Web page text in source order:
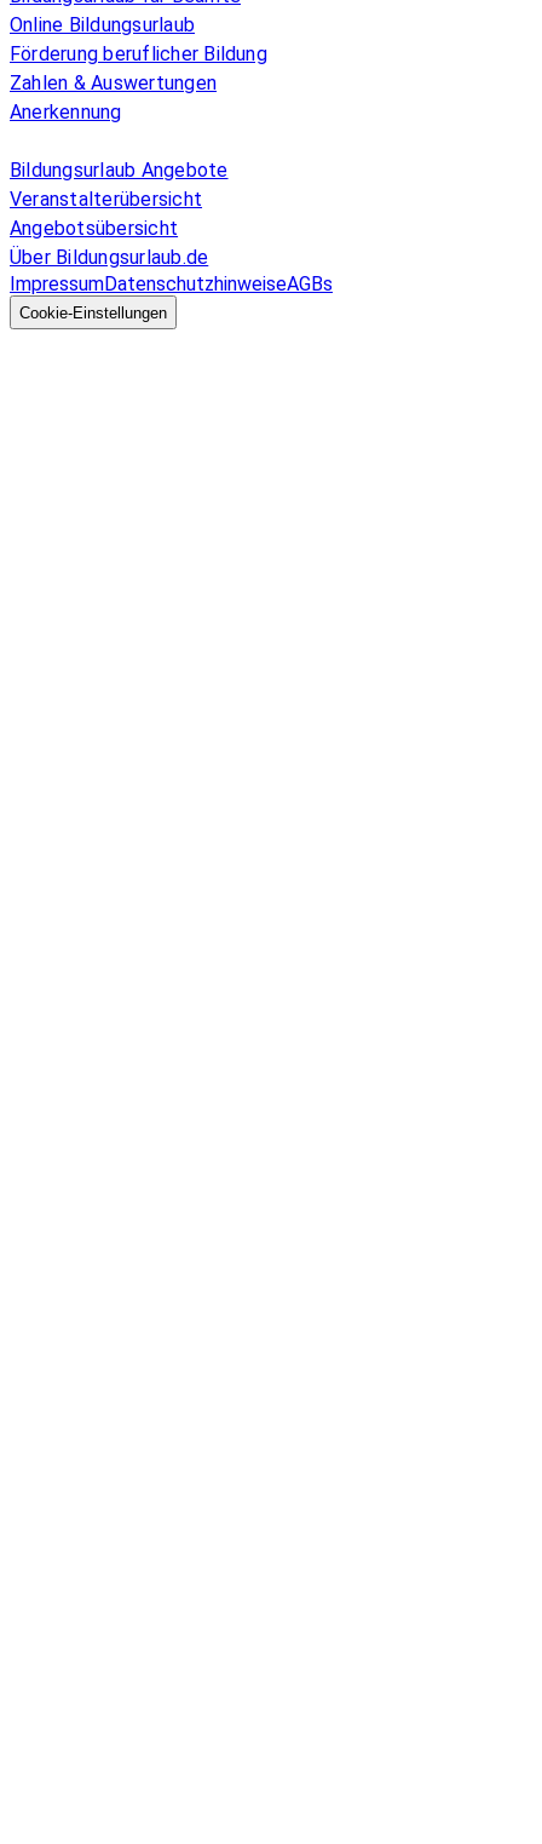
Online Bildungsurlaub
Förderung beruflicher Bildung
Zahlen & Auswertungen
Anerkennung
Bildungsurlaub Angebote
Veranstalterübersicht
Angebotsübersicht
Über Bildungsurlaub.de
ImpressumDatenschutzhinweiseAGBs
Cookie-Einstellungen